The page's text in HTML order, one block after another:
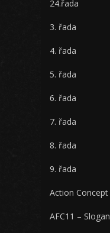
24.řada
3. řada
4. řada
5. řada
6. řada
7. řada
8. řada
9. řada
Action Concept
AFC11 – Slogan